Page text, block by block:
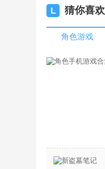
L 猜你喜欢
角色游戏